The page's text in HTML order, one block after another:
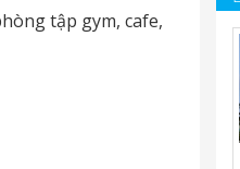
tập gym, cafe,